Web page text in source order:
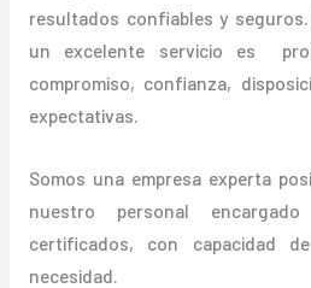
resultados confiables y
un excelente servicio es
compromiso, confianza,
expectativas.
Somos una empresa experta
nuestro personal
certificados, con capacidad
necesidad.